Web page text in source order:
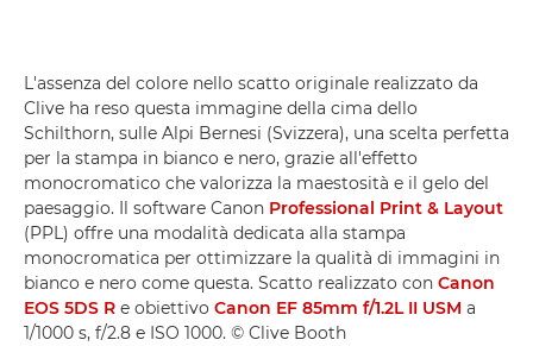
L'assenza del colore nello scatto originale realizzato da
Clive ha reso questa immagine della cima dello
Schilthorn, sulle Alpi Bernesi (Svizzera), una scelta perfetta
per la stampa in bianco e nero, grazie all'effetto
monocromatico che valorizza la maestosità e il gelo del
paesaggio. Il software Canon Professional Print & Layout
(PPL) offre una modalità dedicata alla stampa
monocromatica per ottimizzare la qualità di immagini in
bianco e nero come questa. Scatto realizzato con Canon
EOS 5DS R e obiettivo Canon EF 85mm f/1.2L II USM a
1/1000 s, f/2.8 e ISO 1000. © Clive Booth